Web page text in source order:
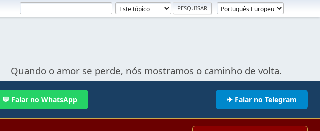
Quando o amor se perde, nós mostramos o caminho de volta.
💬 Falar no WhatsApp ✈ Falar no Telegram